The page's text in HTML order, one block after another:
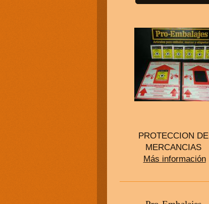
PROTECCION DE
MERCANCIAS
Más información